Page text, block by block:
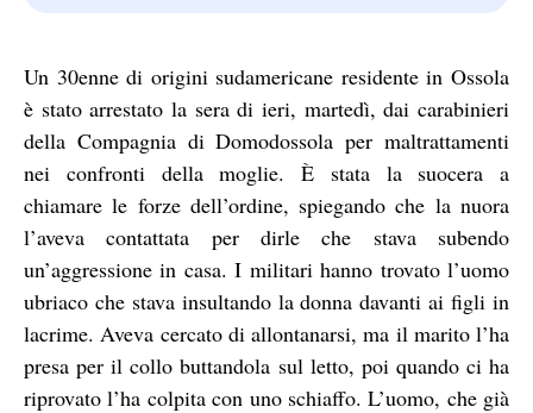
Un 30enne di origini sudamericane residente in Ossola
è stato arrestato la sera di ieri, martedì, dai carabinieri
della Compagnia di Domodossola per maltrattamenti
nei confronti della moglie. È stata la suocera a
chiamare le forze dell’ordine, spiegando che la nuora
l’aveva contattata per dirle che stava subendo
un’aggressione in casa. I militari hanno trovato l’uomo
ubriaco che stava insultando la donna davanti ai figli in
lacrime. Aveva cercato di allontanarsi, ma il marito l’ha
presa per il collo buttandola sul letto, poi quando ci ha
riprovato l’ha colpita con uno schiaffo. L’uomo, che già